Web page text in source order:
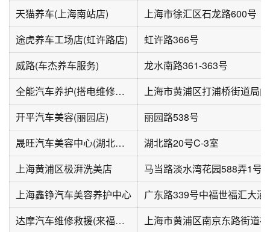
天猫养车(上海南站店)
上海市徐汇区石龙路600号
途虎养车工场店(虹许路店)
虹许路366号
威路(车杰养车服务)
龙水南路361-363号
全能汽车养护(搭电维修救援)
开平汽车美容(丽园店)
丽园路538号
晟旺汽车美容中心(湖北路店)
湖北路20号C-3室
上海黄浦区极湃洗美店
上海鑫铮汽车美容养护中心
达摩汽车维修救援(来福士广场店)
上海市黄浦区南京东路街道